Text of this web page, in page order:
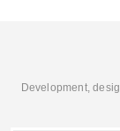
Development,